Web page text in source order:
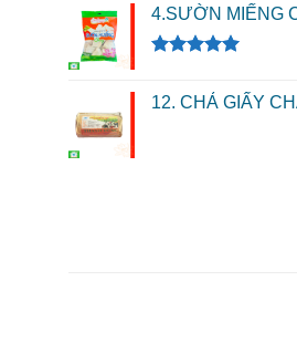
4.SƯỜN MIẾNG
5 sao
12. CHẢ GIẤY